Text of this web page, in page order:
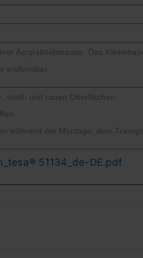
Acrylatklebmasse. Das
entfernbar.
textil- und rauen Oberflächen
während der Montage, dem
51134_de-DE.pdf